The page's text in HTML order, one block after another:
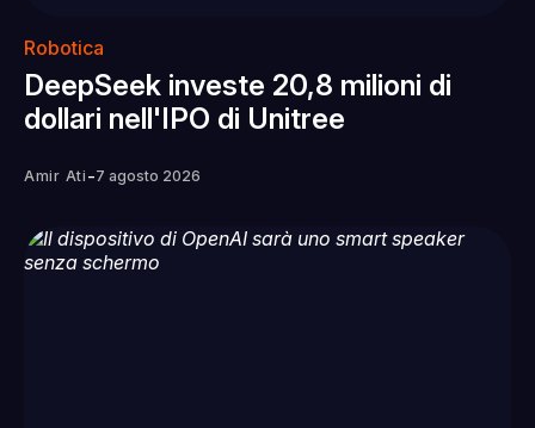
Robotica
DeepSeek investe 20,8 milioni di
dollari nell'IPO di Unitree
Amir Ati -7 agosto 2026